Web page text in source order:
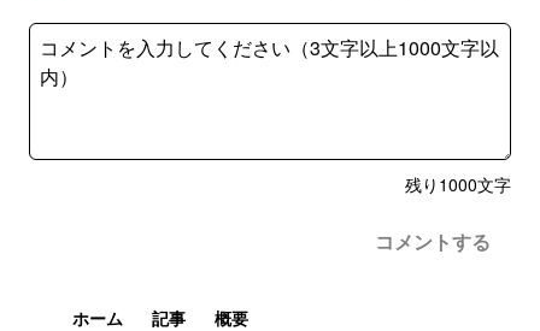
残り 1000文字
コメントする
ホーム 記事 概要